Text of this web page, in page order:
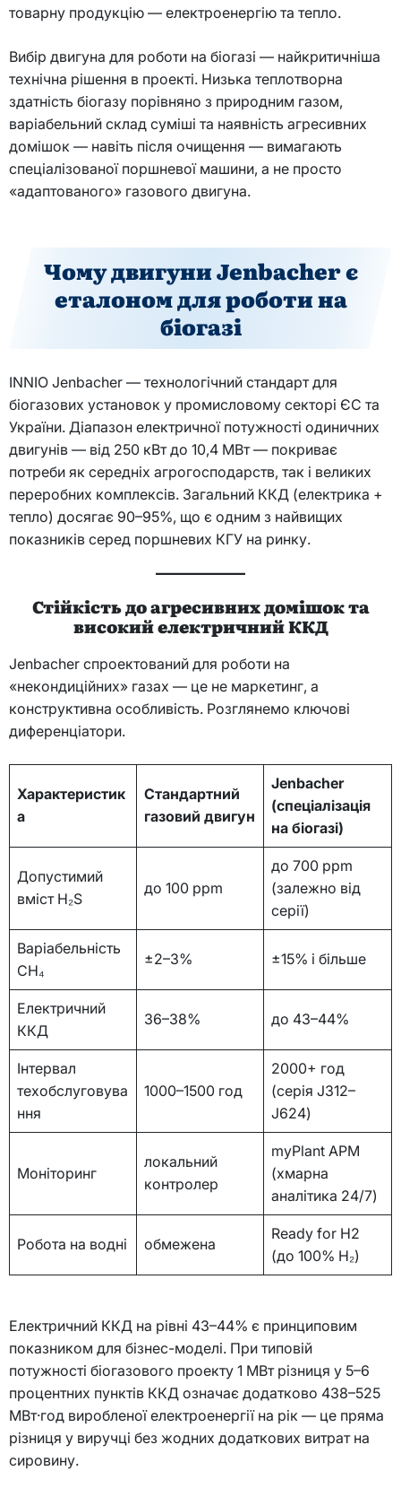
товарну продукцію — електроенергію та тепло.
Вибір двигуна для роботи на біогазі — найкритичніша
технічна рішення в проекті. Низька теплотворна
здатність біогазу порівняно з природним газом,
варіабельний склад суміші та наявність агресивних
домішок — навіть після очищення — вимагають
спеціалізованої поршневої машини, а не просто
«адаптованого» газового двигуна.
Чому двигуни Jenbacher є
еталоном для роботи на
біогазі
INNIO Jenbacher — технологічний стандарт для
біогазових установок у промисловому секторі ЄС та
України. Діапазон електричної потужності одиничних
двигунів — від 250 кВт до 10,4 МВт — покриває
потреби як середніх агрогосподарств, так і великих
переробних комплексів. Загальний ККД (електрика +
тепло) досягає 90–95%, що є одним з найвищих
показників серед поршневих КГУ на ринку.
Стійкість до агресивних домішок та
високий електричний ККД
Jenbacher спроектований для роботи на
«некондиційних» газах — це не маркетинг, а
конструктивна особливість. Розглянемо ключові
диференціатори.
Характеристик
а
Стандартний
газовий двигун
Jenbacher
(спеціалізація
на біогазі)
Допустимий
вміст H₂S
до 100 ppm
до 700 ppm
(залежно від
серії)
Варіабельність
CH₄
±2–3% ±15% і більше
Електричний
ККД
36–38% до 43–44%
Інтервал
техобслуговува
ння
1000–1500 год
2000+ год
(серія J312–
J624)
Моніторинг
локальний
контролер
myPlant APM
(хмарна
аналітика 24/7)
Робота на водні обмежена
Ready for H2
(до 100% H₂)
Електричний ККД на рівні 43–44% є принциповим
показником для бізнес-моделі. При типовій
потужності біогазового проекту 1 МВт різниця у 5–6
процентних пунктів ККД означає додатково 438–525
МВт·год виробленої електроенергії на рік — це пряма
різниця у виручці без жодних додаткових витрат на
сировину.